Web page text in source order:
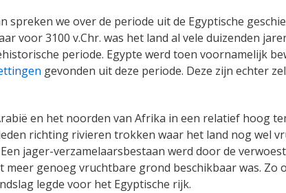
spreken we over de periode uit de Egyptische
voor 3100 v.Chr. was het land al vele duizenden
periode. Egypte werd toen voornamelijk
gevonden uit deze periode. Deze zijn echter
en het noorden van Afrika in een relatief hoog
richting rivieren trokken waar het land nog wel
jager-verzamelaarsbestaan werd door de
genoeg vruchtbare grond beschikbaar was. Zo
legde voor het Egyptische rijk.